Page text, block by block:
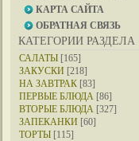
КАРТА САЙТА
ОБРАТНАЯ СВЯЗЬ
КАТЕГОРИИ РАЗДЕЛА
САЛАТЫ [165]
ЗАКУСКИ [218]
НА ЗАВТРАК [83]
ПЕРВЫЕ БЛЮДА [86]
ВТОРЫЕ БЛЮДА [327]
ЗАПЕКАНКИ [60]
ТОРТЫ [115]